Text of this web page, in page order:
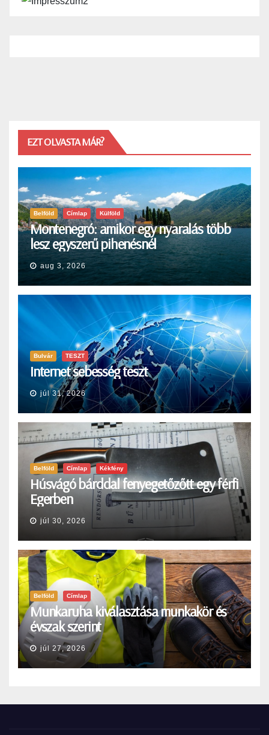
EZT OLVASTA MÁR?
Belföld Címlap Külföld
Montenegró: amikor egy nyaralás több
lesz egyszerű pihenésnél
aug 3, 2026
Bulvár TESZT
Internet sebesség teszt
júl 31, 2026
Belföld Címlap Kékfény
Húsvágó bárddal fenyegetőzőtt egy férfi
Egerben
júl 30, 2026
Belföld Címlap
Munkaruha kiválasztása munkakör és
évszak szerint
júl 27, 2026